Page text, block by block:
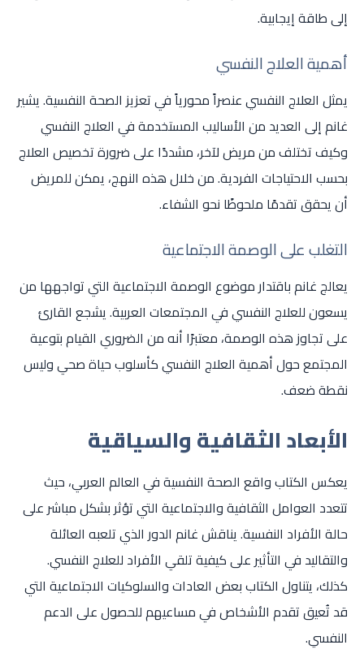
إلى طاقة إيجابية.
أهمية العلاج النفسي
يمثل العلاج النفسي عنصراً محورياً في تعزيز الصحة النفسية. يشير
غانم إلى العديد من الأساليب المستخدمة في العلاج النفسي
وكيف تختلف من مريض لآخر، مشددًا على ضرورة تخصيص العلاج
بحسب الاحتياجات الفردية. من خلال هذه النهج، يمكن للمريض
أن يحقق تقدمًا ملحوظًا نحو الشفاء.
التغلب على الوصمة الاجتماعية
يعالج غانم باقتدار موضوع الوصمة الاجتماعية التي تواجهها من
يسعون للعلاج النفسي في المجتمعات العربية. يشجع القارئ
على تجاوز هذه الوصمة، معتبرًا أنه من الضروري القيام بتوعية
المجتمع حول أهمية العلاج النفسي كأسلوب حياة صحي وليس
نقطة ضعف.
الأبعاد الثقافية والسياقية
يعكس الكتاب واقع الصحة النفسية في العالم العربي، حيث
تتعدد العوامل الثقافية والاجتماعية التي تؤثر بشكل مباشر على
حالة الأفراد النفسية. يناقش غانم الدور الذي تلعبه العائلة
والتقاليد في التأثير على كيفية تلقي الأفراد للعلاج النفسي.
كذلك، يتناول الكتاب بعض العادات والسلوكيات الاجتماعية التي
قد تُعيق تقدم الأشخاص في مساعيهم للحصول على الدعم
النفسي.